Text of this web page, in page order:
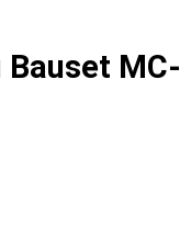
Bauset МС-